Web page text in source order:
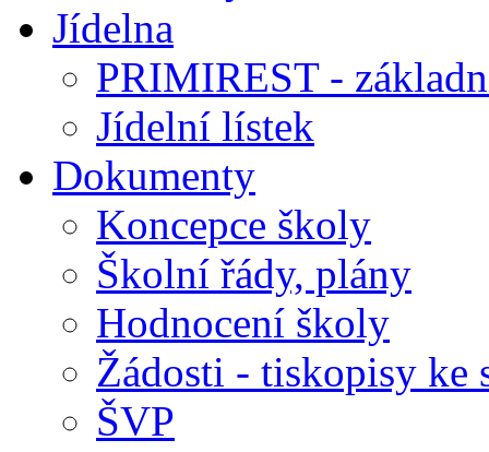
Jídelna
PRIMIREST -
Jídelní lístek
Dokumenty
Koncepce školy
Školní řády, plány
Hodnocení školy
Žádosti - tiskopisy ke
ŠVP